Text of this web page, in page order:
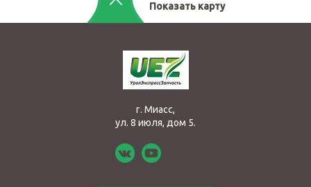
Показать карту
г. Миасс,
ул. 8 июля, дом 5.